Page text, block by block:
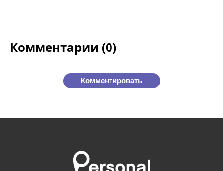
Комментарии (0)
Комментировать